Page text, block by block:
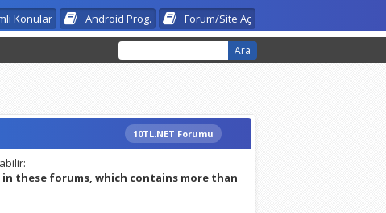
Konular Android Prog. Forum/Site Aç
10TL.NET Forumu
these forums, which contains more than